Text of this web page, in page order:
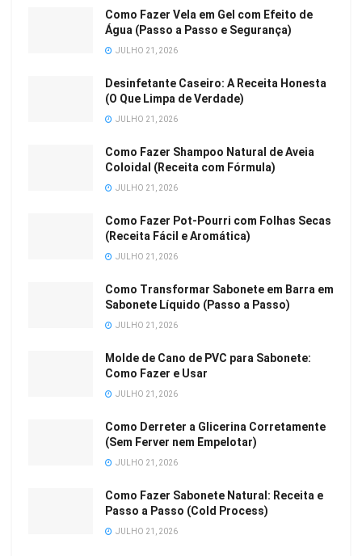
Como Fazer Vela em Gel com Efeito de
Água (Passo a Passo e Segurança)
JULHO 21, 2026
Desinfetante Caseiro: A Receita Honesta
(O Que Limpa de Verdade)
JULHO 21, 2026
Como Fazer Shampoo Natural de Aveia
Coloidal (Receita com Fórmula)
JULHO 21, 2026
Como Fazer Pot-Pourri com Folhas Secas
(Receita Fácil e Aromática)
JULHO 21, 2026
Como Transformar Sabonete em Barra em
Sabonete Líquido (Passo a Passo)
JULHO 21, 2026
Molde de Cano de PVC para Sabonete:
Como Fazer e Usar
JULHO 21, 2026
Como Derreter a Glicerina Corretamente
(Sem Ferver nem Empelotar)
JULHO 21, 2026
Como Fazer Sabonete Natural: Receita e
Passo a Passo (Cold Process)
JULHO 21, 2026